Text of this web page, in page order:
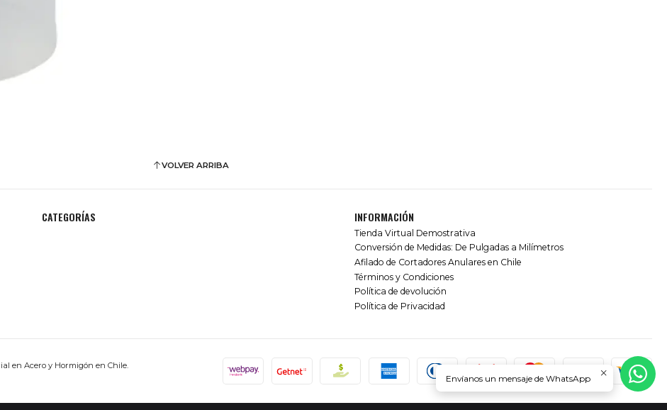
VOLVER ARRIBA
CATEGORÍAS INFORMACIÓN
Tienda Virtual Demostrativa
Conversión de Medidas: De Pulgadas a Milímetros
Afilado de Cortadores Anulares en Chile
Términos y Condiciones
Política de devolución
Política de Privacidad
en Acero y Hormigón en Chile.
Envíanos un mensaje de WhatsApp